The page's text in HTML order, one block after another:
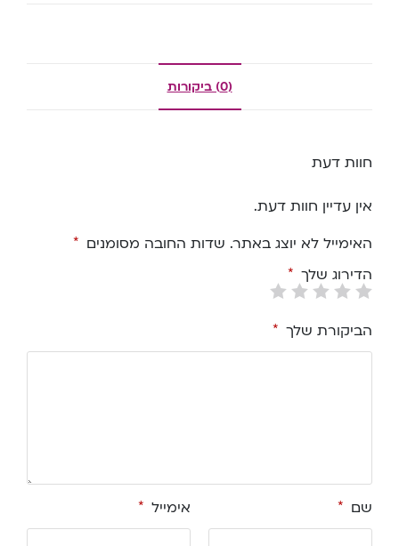
(0) ביקורות
חוות דעת
אין עדיין חוות דעת.
האימייל לא יוצג באתר. שדות החובה מסומנים *
הדירוג שלך *
הביקורת שלך *
שם * אימייל *